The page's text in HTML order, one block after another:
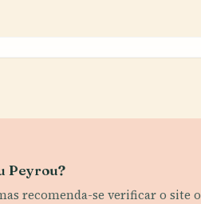
Peyrou?
recomenda-se verificar o